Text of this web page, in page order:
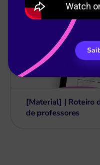
[Material] | Roteiro
de professores